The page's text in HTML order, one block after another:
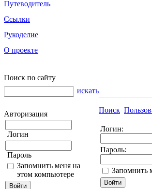
Путеводитель
Ссылки
Рукоделие
О проекте
Поиск по сайту
искать
Авторизация
Логин
Пароль
Запомнить меня на
этом компьютере
Поиск
Логин:
Пароль:
Запомнить